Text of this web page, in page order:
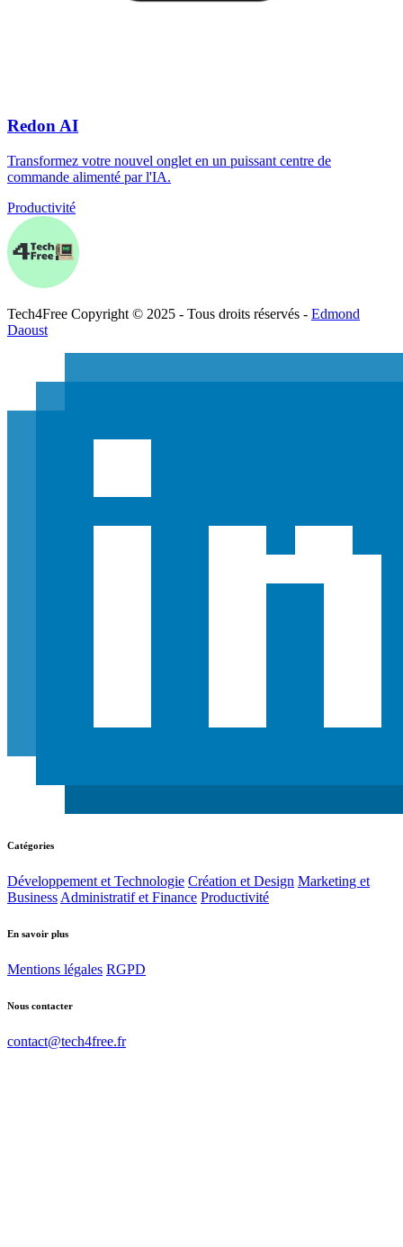
Redon AI
Transformez votre nouvel onglet en un puissant centre de
commande alimenté par l'IA.
Productivité
Tech4Free Copyright © 2025 - Tous droits réservés - Edmond
Daoust
Catégories
Développement et Technologie Création et Design Marketing et
Business Administratif et Finance Productivité
En savoir plus
Mentions légales RGPD
Nous contacter
contact@tech4free.fr